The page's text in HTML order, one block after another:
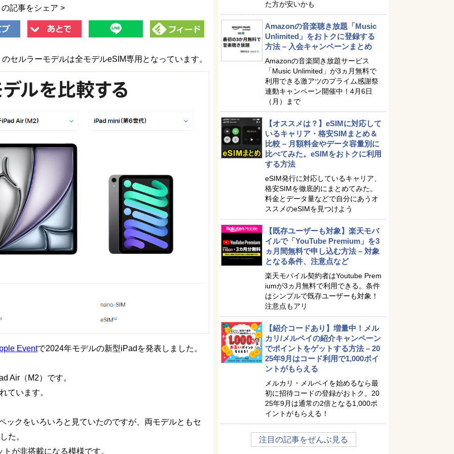
の記事をシェア >
セルラーモデルは全モデルeSIM専用となっています。
Eventで2024年モデルの新型iPadを発表しました。
Air（M2）です。
ています。
ックをいろいろと見ていたのですが、両モデルともセ
た。
が非搭載になる模様です。
た方が安いかも
Amazonの音楽聴き放題「Music
Unlimited」をおトクに登録する
方法 – 入会キャンペーンまとめ
Amazonの音楽聞き放題サービス
「Music Unlimited」が3ヵ月無料で
利用できる激アツのプライム感謝祭
連動キャンペーン開催中！4月6日
（月）まで
【オススメは？】eSIMに対応して
いるキャリア・格安SIMまとめ＆
比較 – 月額料金やデータ容量別に
比べてみた。eSIMをおトクに利用
する方法
eSIM発行に対応しているキャリア、
格安SIMを徹底的にまとめてみた。
料金とデータ量などで自分にあうオ
ススメのeSIMを見つけよう
【既存ユーザーも対象】楽天モバ
イルで「YouTube Premium」を3
ヵ月間無料で申し込む方法 – 対象
となる条件、注意点など
楽天モバイル契約者はYoutube Prem
iumが3ヵ月無料で利用できる。条件
はシンプルで既存ユーザーも対象！
注意点もアリ
【紹介コードあり】増量中！メル
カリ/メルペイの紹介キャンペーン
でポイントをゲットする方法 – 20
25年9月はコード利用で1,000ポイ
ントがもらえる
メルカリ・メルペイを始めるなら最
初に招待コードの登録がおトク。20
25年9月は通常の2倍となる1,000ポ
イントがもらえる！
注目の記事をぜんぶ見る